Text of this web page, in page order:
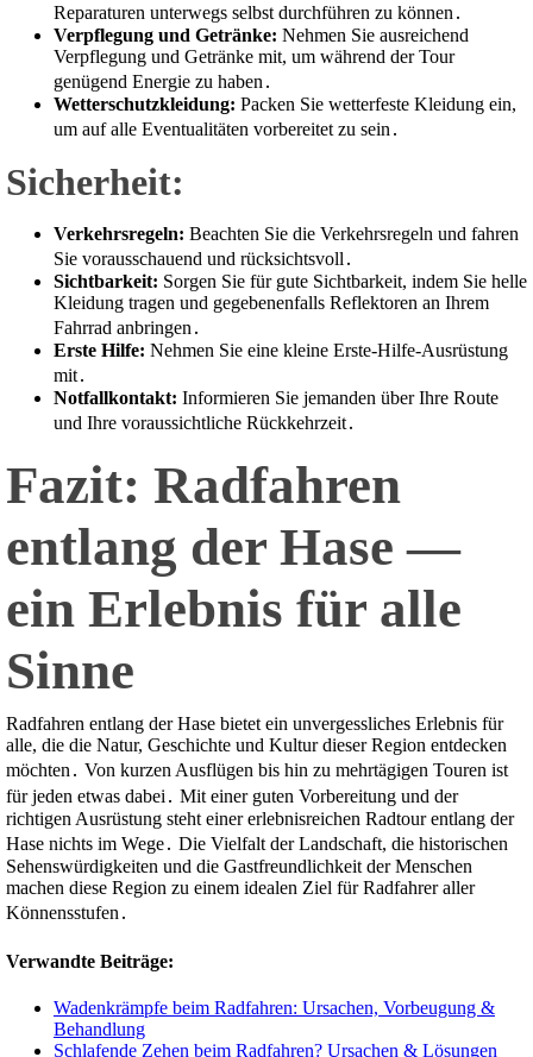
Reparaturen unterwegs selbst durchführen zu können․
Verpflegung und Getränke: Nehmen Sie ausreichend
Verpflegung und Getränke mit, um während der Tour
genügend Energie zu haben․
Wetterschutzkleidung: Packen Sie wetterfeste Kleidung ein,
um auf alle Eventualitäten vorbereitet zu sein․
Sicherheit:
Verkehrsregeln: Beachten Sie die Verkehrsregeln und fahren
Sie vorausschauend und rücksichtsvoll․
Sichtbarkeit: Sorgen Sie für gute Sichtbarkeit, indem Sie helle
Kleidung tragen und gegebenenfalls Reflektoren an Ihrem
Fahrrad anbringen․
Erste Hilfe: Nehmen Sie eine kleine Erste-Hilfe-Ausrüstung
mit․
Notfallkontakt: Informieren Sie jemanden über Ihre Route
und Ihre voraussichtliche Rückkehrzeit․
Fazit: Radfahren
entlang der Hase ―
ein Erlebnis für alle
Sinne
Radfahren entlang der Hase bietet ein unvergessliches Erlebnis für
alle, die die Natur, Geschichte und Kultur dieser Region entdecken
möchten․ Von kurzen Ausflügen bis hin zu mehrtägigen Touren ist
für jeden etwas dabei․ Mit einer guten Vorbereitung und der
richtigen Ausrüstung steht einer erlebnisreichen Radtour entlang der
Hase nichts im Wege․ Die Vielfalt der Landschaft, die historischen
Sehenswürdigkeiten und die Gastfreundlichkeit der Menschen
machen diese Region zu einem idealen Ziel für Radfahrer aller
Könnensstufen․
Verwandte Beiträge:
Wadenkrämpfe beim Radfahren: Ursachen, Vorbeugung &
Behandlung
Schlafende Zehen beim Radfahren? Ursachen & Lösungen